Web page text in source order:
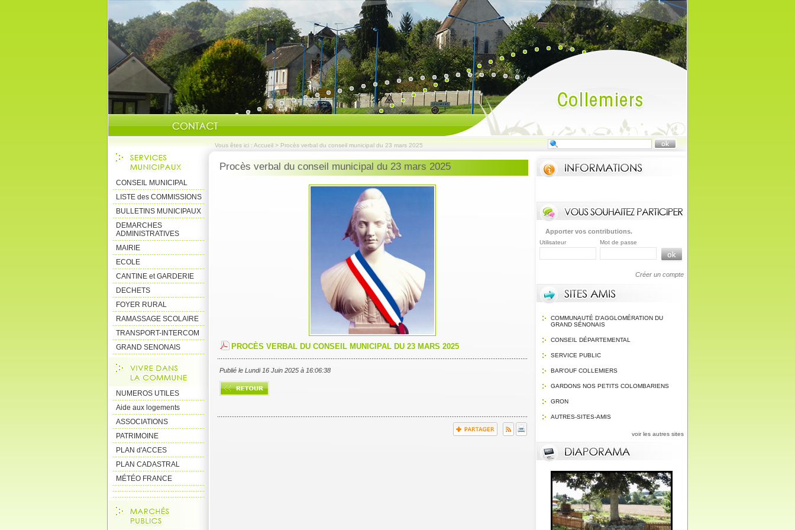
Vous êtes ici : Accueil > Procès verbal du conseil municipal du 23 mars 2025
CONSEIL MUNICIPAL
LISTE des COMMISSIONS
BULLETINS MUNICIPAUX
DEMARCHES
ADMINISTRATIVES
MAIRIE
ECOLE
CANTINE et GARDERIE
DECHETS
FOYER RURAL
RAMASSAGE SCOLAIRE
TRANSPORT-INTERCOM
GRAND SENONAIS
NUMEROS UTILES
Aide aux logements
ASSOCIATIONS
PATRIMOINE
PLAN d'ACCES
PLAN CADASTRAL
MÉTÉO FRANCE
Procès verbal du conseil municipal du 23 mars 2025
PROCÈS VERBAL DU CONSEIL MUNICIPAL DU 23 MARS 2025
Publié le Lundi 16 Juin 2025 à 16:06:38
Apporter vos contributions.
Utilisateur Mot de passe
Créer un compte
COMMUNAUTÉ D'AGGLOMÉRATION DU
GRAND SÉNONAIS
CONSEIL DÉPARTEMENTAL
SERVICE PUBLIC
BAR'OUF COLLEMIERS
GARDONS NOS PETITS COLOMBARIENS
GRON
AUTRES-SITES-AMIS
voir les autres sites